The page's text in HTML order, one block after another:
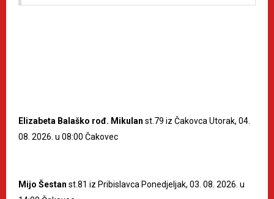
Elizabeta Balaško rođ. Mikulan st.79 iz Čakovca Utorak, 04.
08. 2026. u 08:00 Čakovec
Mijo Šestan st.81 iz Pribislavca Ponedjeljak, 03. 08. 2026. u